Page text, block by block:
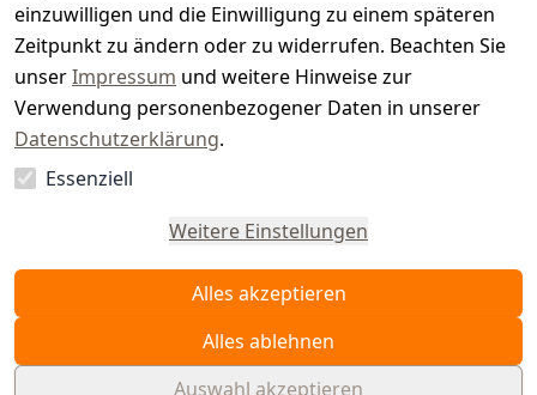
einzuwilligen und die Einwilligung zu einem späteren
Zeitpunkt zu ändern oder zu widerrufen. Beachten Sie
unserImpressum und weitere Hinweise zur
Verwendung personenbezogener Daten in unserer
Datenschutzerklärung.
Essenziell
Weitere Einstellungen
Alles akzeptieren
Alles ablehnen
Auswahl akzeptieren
e
Vertrag
widerrufen